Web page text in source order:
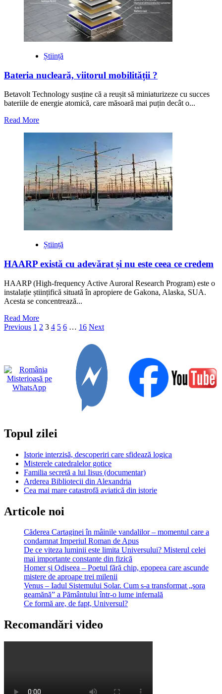
Antichității
Știință
Bateria nucleară, viitorul mobilității ?
Betavolt Technology susține că a reușit să miniaturizeze cu succes
bateriile de energie atomică, care măsoară mai puțin decât o...
Read MoreRead
nucleară,
viitorul
mobilității
?
Știință
HAARP există cu adevărat și nu este ceea ce credem
HAARP (High-frequency Active Auroral Research Program) este o
instalație științifică situată în apropiere de Gakona, Alaska, SUA.
Acesta se concentrează...
Read MoreRead
more
adevărat
și
nu
Paginație
Previous 1 2 3 4 5 6 … 16 Next
Topul zilei
Istorie interzisă, descoperiri care sfidează logica
Misterele catedralelor gotice
Familia secretă a lui Iisus (documentar)
Arderea Bibliotecii din Alexandria
Cea mai mare catastrofă aviatică din istorie
Articole noi
Căderea Cartaginei în mâinile vandalilor – momentul care a
condamnat Imperiul Roman de Apus
De ce viteza luminii este limita Universului? Misterul celei
mai importante constante din fizică
Homer și Odiseea – Poetul fără chip, epopeea care ascunde
mistere de aproape trei milenii
Venus – Iadul Sistemului Solar. Cum s-a transformat „sora
geamănă” a Pământului într-o lume infernală
Ce formă are, de fapt, Universul?
Recomandări video